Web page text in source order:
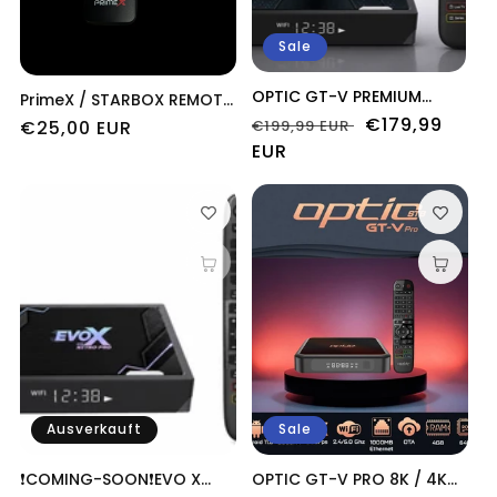
PrimeX / STARBOX REMOTE
CONTROL
(Fernbedienung)
Normaler
€25,00 EUR
Sale
OPTIC GT-V PREMIUM
Android TV Box 4K –
Android TV 14 | 4GB RAM |
64GB ROM | WiFi 6 |
Normaler
Preis
€199,99 EUR €179,99
EUR
Ausverkauft
❗️COMING-SOON❗️EVO X
Sale
OPTIC GT-V PRO 8K / 4K